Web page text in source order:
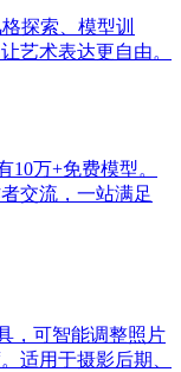
探索、模型训
艺术表达更自由。
万+免费模型。
交流，一站满足
，可智能调整照片
适用于摄影后期、